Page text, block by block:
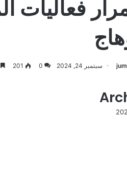
فعاليات
سبتمبر 24, 2024 0
201